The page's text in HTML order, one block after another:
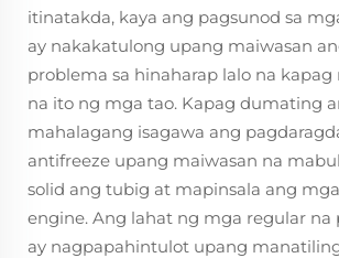
itinatakda, kaya ang pagsunod sa
ay nakakatulong upang maiwasan
problema sa hinaharap lalo na
na ito ng mga tao. Kapag dumating
mahalagang isagawa ang
antifreeze upang maiwasan na
solid ang tubig at mapinsala ang
engine. Ang lahat ng mga regular na
ay nagpapahintulot upang